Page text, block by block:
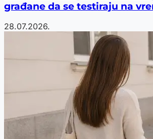
građane da se testiraju na
28.07.2026.